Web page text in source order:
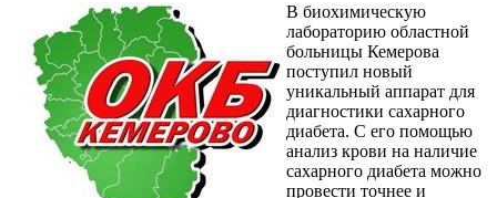
В биохимическую
лабораторию областной
больницы Кемерова
поступил новый
уникальный аппарат для
диагностики сахарного
диабета. С его помощью
анализ крови на наличие
сахарного диабета можно
провести точнее и